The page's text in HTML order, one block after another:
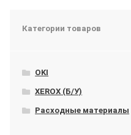
Категории товаров
OKI
XEROX (Б/У)
Расходные материалы